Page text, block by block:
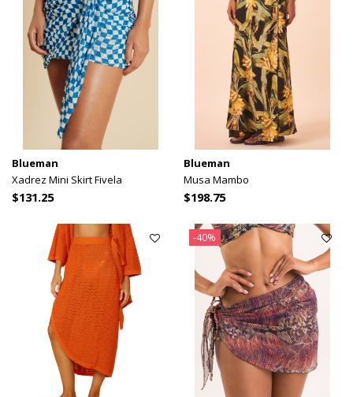
Blueman
Xadrez Mini Skirt Fivela
$131.25
Blueman
Musa Mambo
$198.75
-40%